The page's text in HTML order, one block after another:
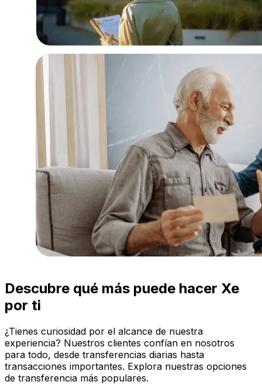
Descubre qué más puede hacer Xe
por ti
¿Tienes curiosidad por el alcance de nuestra
experiencia? Nuestros clientes confían en nosotros
para todo, desde transferencias diarias hasta
transacciones importantes. Explora nuestras opciones
de transferencia más populares.